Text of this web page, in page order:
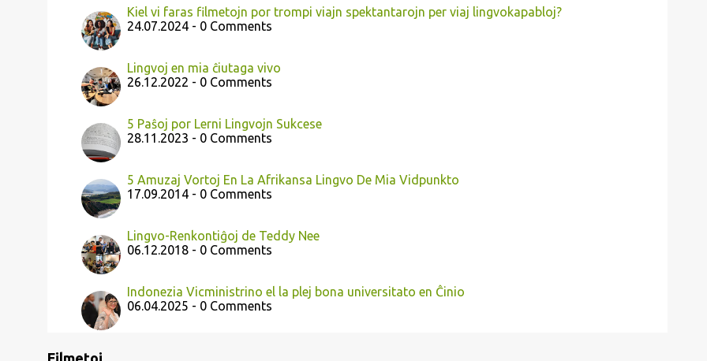
Kiel vi faras filmetojn por trompi viajn spektantarojn per viaj lingvokapabloj?
24.07.2024 - 0 Comments
Lingvoj en mia ĉiutaga vivo
26.12.2022 - 0 Comments
5 Paŝoj por Lerni Lingvojn Sukcese
28.11.2023 - 0 Comments
5 Amuzaj Vortoj En La Afrikansa Lingvo De Mia Vidpunkto
17.09.2014 - 0 Comments
Lingvo-Renkontiĝoj de Teddy Nee
06.12.2018 - 0 Comments
Indonezia Vicministrino el la plej bona universitato en Ĉinio
06.04.2025 - 0 Comments
Filmetoj